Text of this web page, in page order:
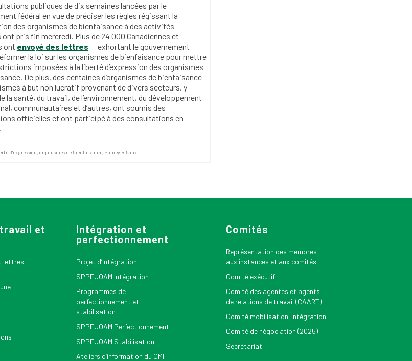
publiques de dix semaines lancées par le
fédéral en vue de préciser les règles régissant la
des organismes de bienfaisance à des activités
pris fin mercredi. Plus de 24 000 Canadiennes et
ont envoyé des lettres
exhortant le gouvernement
la loi sur les organismes de bienfaisance pour mettre
imposées à la liberté d’expression des organismes
De plus, des centaines d’organismes de bienfaisance
à but non lucratif provenant de divers secteurs, y
la santé, du travail, de l’environnement, du développement
communautaires et d’autres, ont soumis des
officielles et ont participé à des consultations en
d'expression, organismes de bienfaisance, Sidney Ribaux
et
lettres
Intégration et
perfectionnement
Projet d’intégration
SPPEUQAM Intégration
Programmes de
perfectionnement et
stabilisation
SPPEUQAM Perfectionnement
SPPEUQAM Stabilisation
Ateliers d’information du CMI
Comités
Représentation des membres
aux instances et aux comités
Comité exécutif
Comité des agentes et agents
de relations de travail (CAART)
Comité mobilisation-intégration
Comité de négociation (2025)
Secrétariat